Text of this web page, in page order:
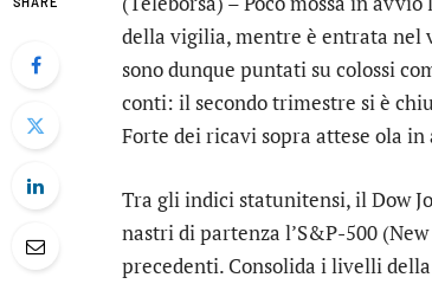
della vigilia, mentre è entrata
sono dunque puntati su colossi
conti: il secondo trimestre si è
Forte dei ricavi sopra attese ola
Tra gli indici statunitensi, ilDow
nastri di partenza l’S&P-500 (
precedenti. Consolida i livelli